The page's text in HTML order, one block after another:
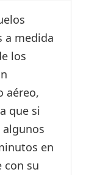
a medida
los
aéreo,
que si
en
con su